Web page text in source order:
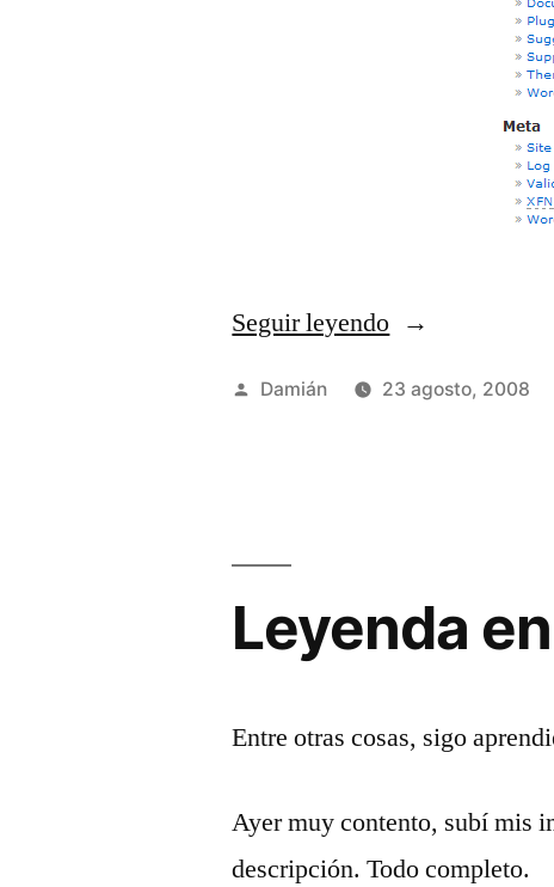
Seguir leyendo«Configurando
Publicado
Damián 23 agosto, 2008
Leyenda
Entre otras cosas, sigo
Ayer muy contento, subí mis
descripción. Todo completo.